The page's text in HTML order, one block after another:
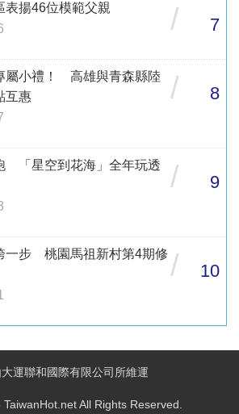
揚46位模範父親
/ 7
屬小禮！ 高雄與青森縣陸
互惠
/ 8
「星空到花海」全年玩透
/ 9
一步 桃園馬祖新村第4期修 / 10
運聯和國際有限公司所維運
All Rights Reserved.